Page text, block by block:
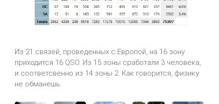
Из 21 связей, проведенных с Европой, на 16 зону
приходится 16 QSO. Из 15 зоны сработали 3 человека,
и соответсвенно из 14 зоны 2. Как говорится, физику
не обманешь.